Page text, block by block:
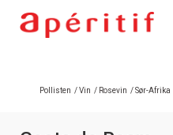
Pollisten /Vin / Rosevin /Sør-Afrika